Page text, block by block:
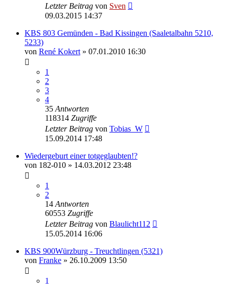
Letzter Beitrag von Sven
09.03.2015 14:37
KBS 803 Gemünden - Bad Kissingen (Saaletalbahn 5210,
5233)
von René Kokert » 07.01.2010 16:30
1
2
3
4
35 Antworten
118314 Zugriffe
Letzter Beitrag von Tobias_W
15.09.2014 17:48
Wiedergeburt einer totgeglaubten!?
von 182-010 » 14.03.2012 23:48
1
2
14 Antworten
60553 Zugriffe
Letzter Beitrag von Blaulicht112
15.05.2014 16:06
KBS 900Würzburg - Treuchtlingen (5321)
von Franke » 26.10.2009 13:50
1